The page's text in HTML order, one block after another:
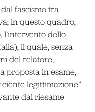
fascismo tra
in questo quadro,
l’intervento dello
il quale, senza
del relatore,
proposta in esame,
legittimazione”
dal riesame